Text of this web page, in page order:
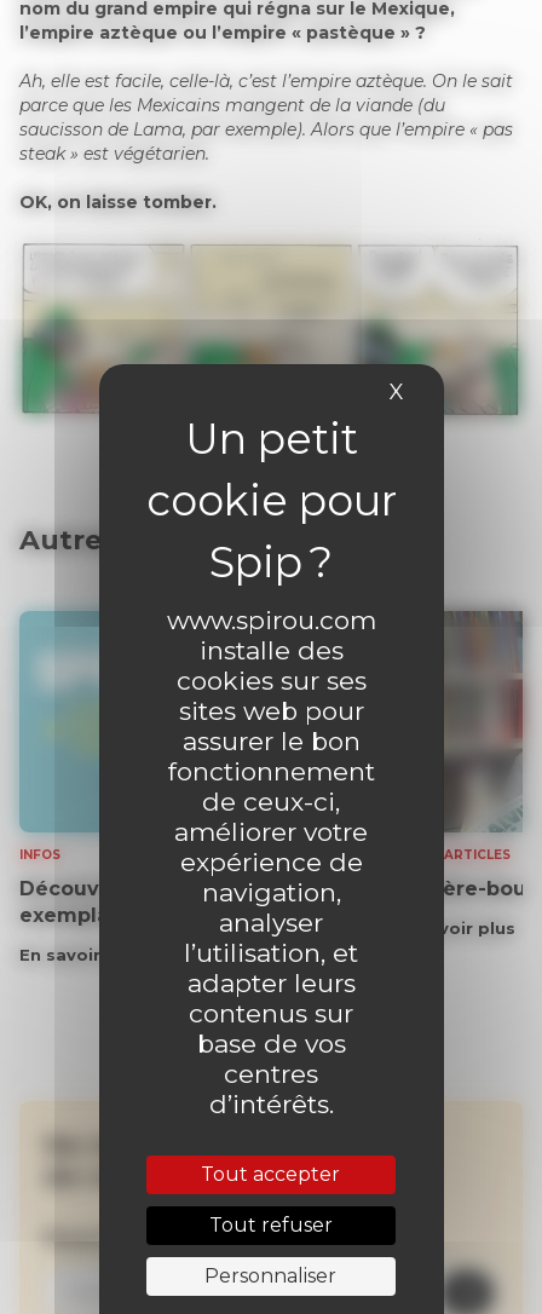
www.spirou.com
installe des
cookies sur ses
sites web pour
assurer le bon
fonctionnement
de ceux-ci,
améliorer votre
expérience de
navigation,
analyser
l’utilisation, et
adapter leurs
contenus sur
base de vos
centres
d’intérêts.
Tout accepter
Tout refuser
Personnaliser
X Masquer le
nom du grand empire qui régna sur le Mexique,
l’empire aztèque ou l’empire « pastèque » ?
Ah, elle est facile, celle-là, c’est l’empire aztèque. On le sait
parce que les Mexicains mangent de la viande (du
saucisson de Lama, par exemple). Alors que l’empire « pas
steak » est végétarien.
OK, on laisse tomber.
Autres articles
INFOS
Découvrez gratuitement un
exemplaire du journal !
En savoir plus
BONUS ARTICLES
L’arrière-
En savoir plus
de nos actualités !
Inscrivez-vous à la newsletter